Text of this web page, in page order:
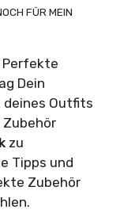
FÜR MEIN
Perfekte
Dein
deines Outfits
Zubehör
zu
Tipps und
Zubehör